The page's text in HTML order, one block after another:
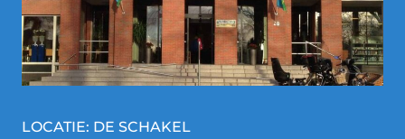
LOCATIE: DE SCHAKEL